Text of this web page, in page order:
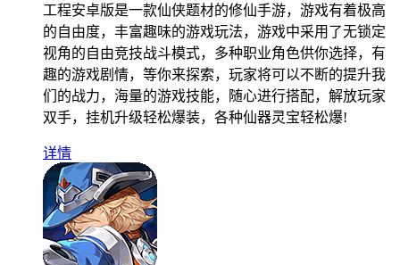
工程安卓版是一款仙侠题材的修仙手游，游戏有着极高
的自由度，丰富趣味的游戏玩法，游戏中采用了无锁定
视角的自由竞技战斗模式，多种职业角色供你选择，有
趣的游戏剧情，等你来探索，玩家将可以不断的提升我
们的战力，海量的游戏技能，随心进行搭配，解放玩家
双手，挂机升级轻松爆装，各种仙器灵宝轻松爆!
详情